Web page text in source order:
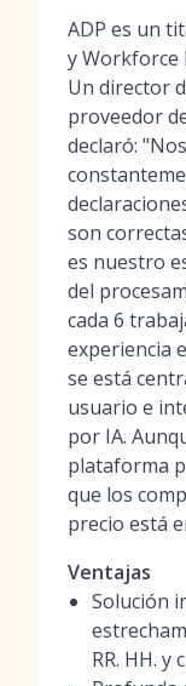
ADP es un
y Workforce
Un director
proveedor
declaró:
son
es nuestro
del
cada 6
experiencia
se está
usuario e
por IA.
plataforma
que los
precio está
Ventajas
Solución
RR. HH. y